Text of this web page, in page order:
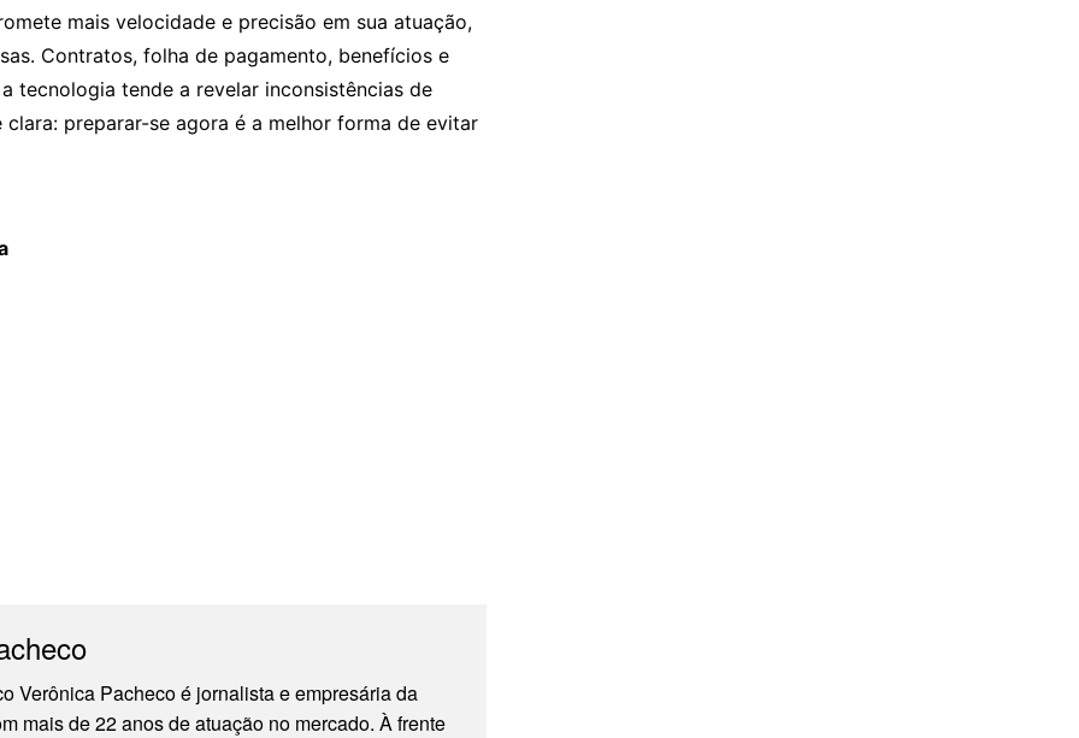
mais velocidade e precisão em sua atuação,
Contratos, folha de pagamento, benefícios e
tecnologia tende a revelar inconsistências de
preparar-se agora é a melhor forma de evitar
Verônica Pacheco é jornalista e empresária da
mais de 22 anos de atuação no mercado. À frente